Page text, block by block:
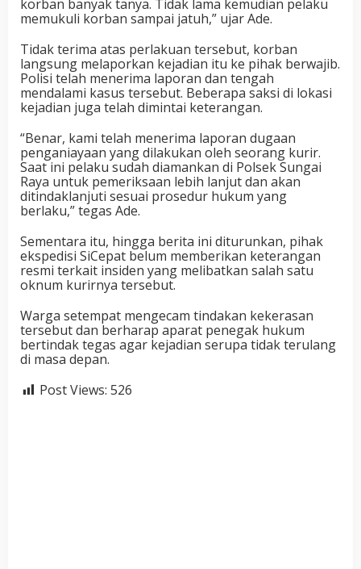
korban banyak tanya. Tidak lama kemudian pelaku
memukuli korban sampai jatuh,” ujar Ade.
Tidak terima atas perlakuan tersebut, korban
langsung melaporkan kejadian itu ke pihak berwajib.
Polisi telah menerima laporan dan tengah
mendalami kasus tersebut. Beberapa saksi di lokasi
kejadian juga telah dimintai keterangan.
“Benar, kami telah menerima laporan dugaan
penganiayaan yang dilakukan oleh seorang kurir.
Saat ini pelaku sudah diamankan di Polsek Sungai
Raya untuk pemeriksaan lebih lanjut dan akan
ditindaklanjuti sesuai prosedur hukum yang
berlaku,” tegas Ade.
Sementara itu, hingga berita ini diturunkan, pihak
ekspedisi SiCepat belum memberikan keterangan
resmi terkait insiden yang melibatkan salah satu
oknum kurirnya tersebut.
Warga setempat mengecam tindakan kekerasan
tersebut dan berharap aparat penegak hukum
bertindak tegas agar kejadian serupa tidak terulang
di masa depan.
Post Views: 526